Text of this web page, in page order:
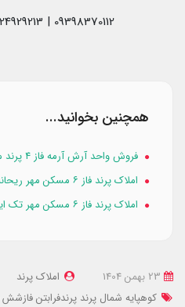
09398370112 | 09024929213 | 09936974518
همچنین بخوانید...
فروش واحد آرش آرمه فاز ۴ پرند مسکن مهر
املاک پرند فاز ۶ مسکن مهر ریحانه
املاک پرند فاز ۶ مسکن مهر تک ایستا
املاک پرند
کوهپایه شمال پرند پرندفرابتن فازشش